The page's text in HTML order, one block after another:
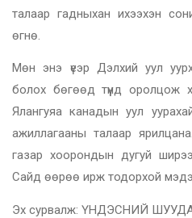
талаар гадныхан ихээхэн
өгнө.
Мөн энэ үеэр Дэлхий уул
болох бөгөөд түүнд оролцож
Ялангуяа канадын уул
ажиллагааны талаар
газар хоорондын дугуй
Сайд өөрөө ирж тодорхой
Эх сурвалж: ҮНДЭСНИЙ